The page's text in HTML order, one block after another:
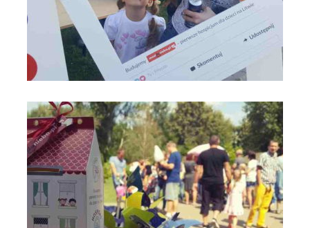
Parafia św. Maksymiliana w Łodzi_fot_FAM (11)